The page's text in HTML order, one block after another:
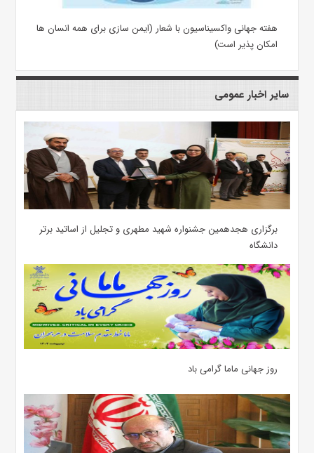
هفته جهانی واکسیناسیون با شعار (ایمن سازی برای همه انسان ها
امکان پذیر است)
سایر اخبار عمومی
برگزاری هجدهمین جشنواره شهید مطهری و تجلیل از اساتید برتر
دانشگاه
روز جهانی ماما گرامی باد